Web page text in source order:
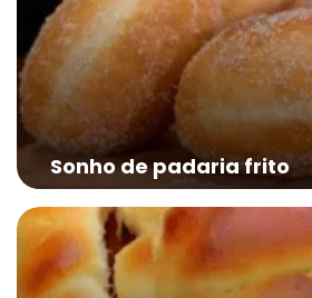
Sonho de padaria frito